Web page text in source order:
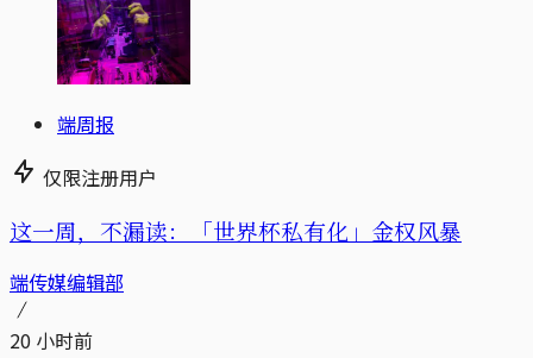
端周报
仅限注册用户
这一周，不漏读：「世界杯私有化」金权风暴
端传媒编辑部
20 小时前